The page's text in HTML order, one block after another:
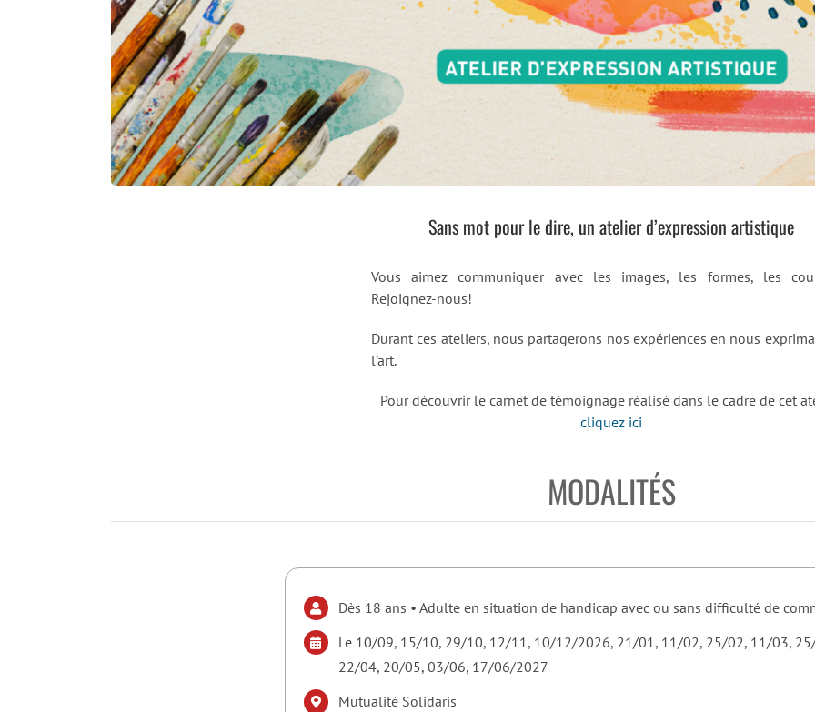
Sans mot pour le dire, un atelier d’expression artistique
Vous aimez communiquer avec les images, les formes, les
Rejoignez-nous!
Durant ces ateliers, nous partagerons nos expériences en nous
l’art.
Pour découvrir le carnet de témoignage réalisé dans le cadre de cet
cliquez ici
MODALITÉS
Dès 18 ans • Adulte en situation de handicap avec ou sans difficulté de
Le 10/09, 15/10, 29/10, 12/11, 10/12/2026, 21/01, 11/02, 25/02, 11/03,
22/04, 20/05, 03/06, 17/06/2027
Mutualité Solidaris